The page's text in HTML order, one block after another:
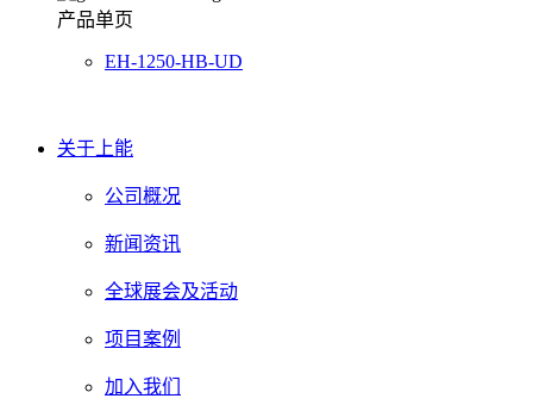
产品单页
EH-1250-HB-UD
关于上能
公司概况
新闻资讯
全球展会及活动
项目案例
加入我们